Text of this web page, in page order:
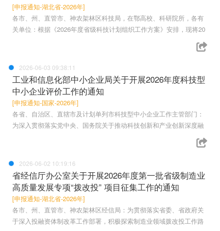
[申报通知-湖北省-2026年]
各市、州、直管市、神农架林区科技局，在鄂高校、科研院所，各有
关单位：根据《2026年度省级科技计划组织工作方案》安排，现将20
2026-06-03 09:38:11
工业和信息化部中小企业局关于开展2026年度科技型
中小企业评价工作的通知
[申报通知-国家-2026年]
各省、自治区、直辖市及计划单列市科技型中小企业工作主管部门：
为深入贯彻落实党中央、国务院关于推动科技创新和产业创新深度融
2026-06-02 10:19:16
省经信厅办公室关于开展2026年度第一批省级制造业
高质量发展专项“拨改投” 项目征集工作的通知
[申报通知-湖北省-2026年]
各市、州、直管市、神农架林区经信局：为贯彻落实省委、省政府关
于深入投融资体制改革工作部署，积极探索制造业领域拨改投工作路